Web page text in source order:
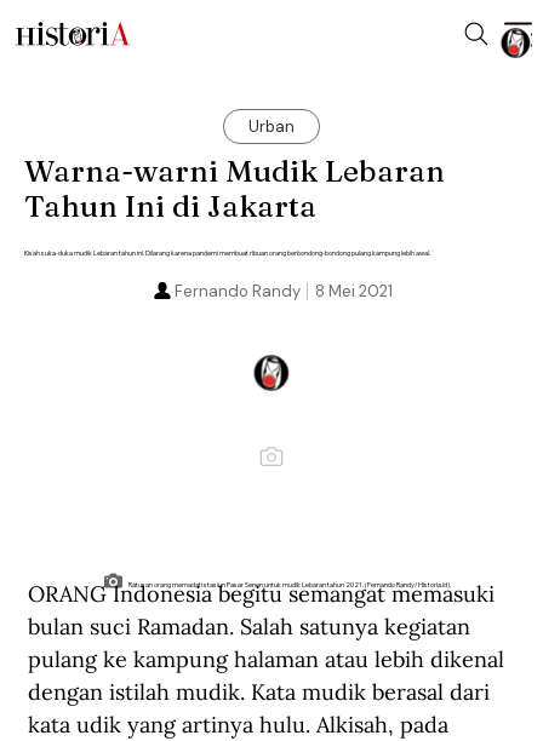
Urban
Warna-warni Mudik Lebaran
Tahun Ini di Jakarta
Kisah suka-duka mudik Lebaran tahun ini. Dilarang karena pandemi membuat ribuan orang berbondong-bondong pulang kampung lebih awal.
8 Mei 2021
Fernando Randy
Ratusan orang memadati stasiun Pasar Senen untuk mudik Lebaran tahun 2021. (Fernando Randy/Historia.id).
ORANG Indonesia begitu semangat memasuki
bulan suci Ramadan. Salah satunya kegiatan
pulang ke kampung halaman atau lebih dikenal
dengan istilah mudik. Kata mudik berasal dari
kata udik yang artinya hulu. Alkisah, pada